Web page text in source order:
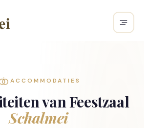
ACCOMMODATIES
van Feestzaal
Schalmei